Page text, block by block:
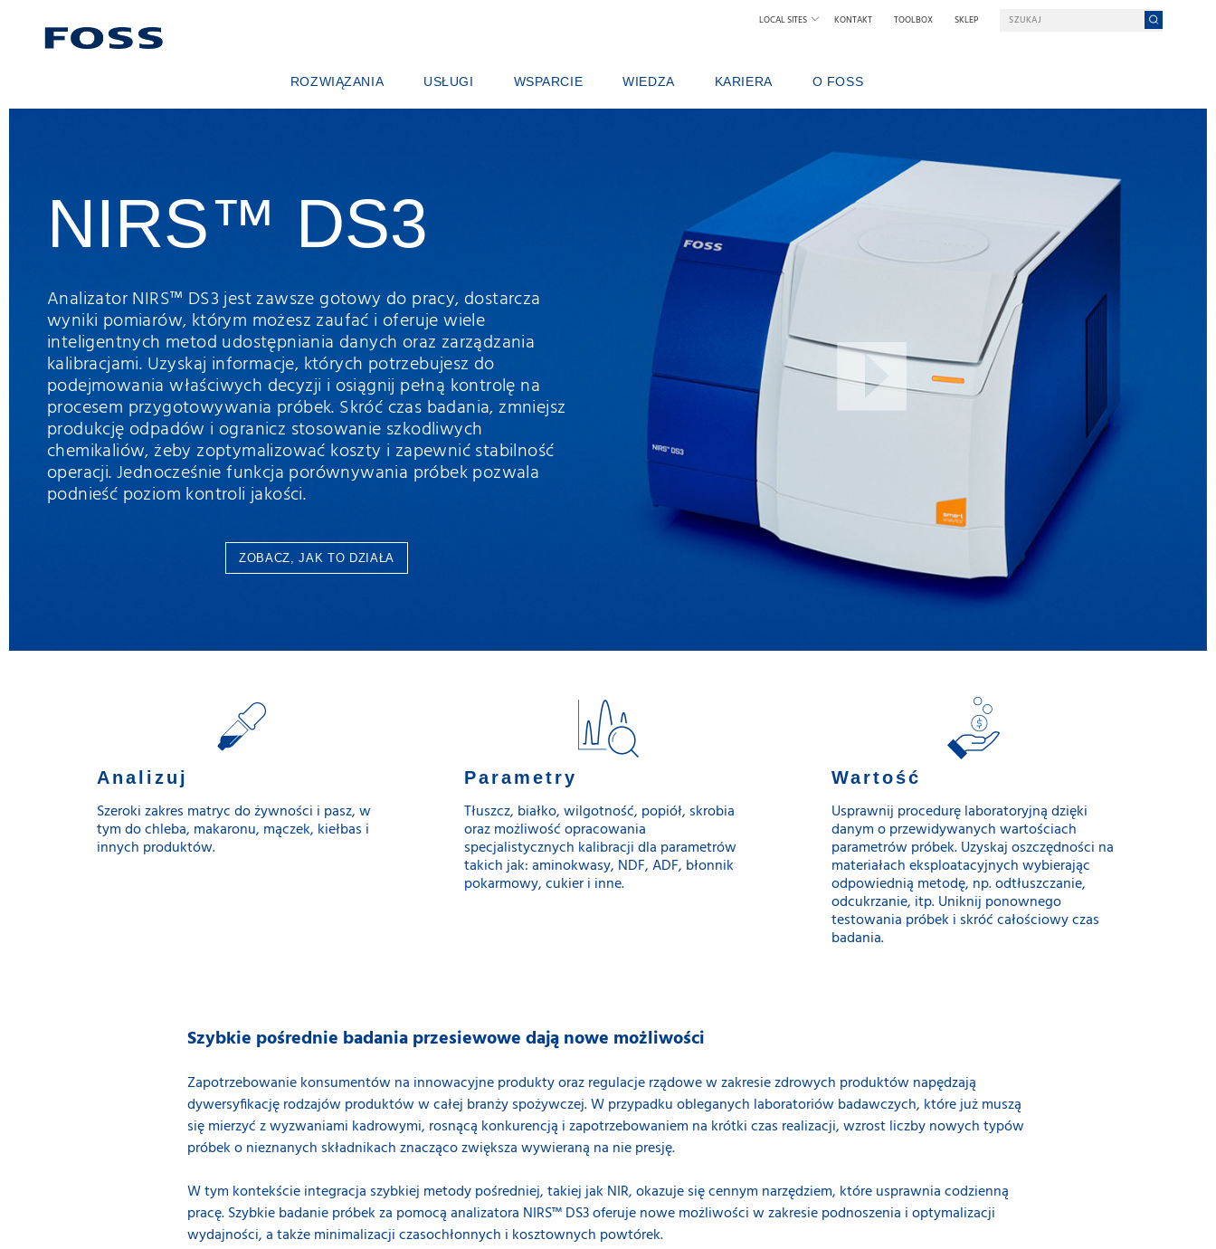
LOCAL SITES KONTAKT TOOLBOX SKLEP
ROZWIĄZANIA USŁUGI
MATERIAŁY EKSPLOATACYJNE, ODCZYNNIKI I CZĘŚCI ZAMIENNE
WSPARCIE WIEDZA
LABORATORIA ANALITYCZNE
LABORATORIUM OCENY MLEKA SUROWEGO
KARIERA
NAUKA I TECHNOLOGIA
STUDENCI
O FOSS
ZRÓWNOWAŻONY ROZWÓJ
NAGRODY IM. NILSA FOSSA
WYSTAWY I SEMINARIA
WIADOMOŚCI
W PRASIE
DLACZEGO FOSS?
NIRS™ DS3
Analizator NIRS™ DS3 jest zawsze gotowy do pracy, dostarcza
wyniki pomiarów, którym możesz zaufać i oferuje wiele
inteligentnych metod udostępniania danych oraz zarządzania
kalibracjami. Uzyskaj informacje, których potrzebujesz do
podejmowania właściwych decyzji i osiągnij pełną kontrolę na
procesem przygotowywania próbek. Skróć czas badania, zmniejsz
produkcję odpadów i ogranicz stosowanie szkodliwych
chemikaliów, żeby zoptymalizować koszty i zapewnić stabilność
operacji. Jednocześnie funkcja porównywania próbek pozwala
podnieść poziom kontroli jakości.
ZOBACZ, JAK TO DZIAŁA
Analizuj
Szeroki zakres matryc do żywności i pasz, w
tym do chleba, makaronu, mączek, kiełbas i
innych produktów.
Parametry
Tłuszcz, białko, wilgotność, popiół, skrobia
oraz możliwość opracowania
specjalistycznych kalibracji dla parametrów
takich jak: aminokwasy, NDF, ADF, błonnik
pokarmowy, cukier i inne.
Wartość
Usprawnij procedurę laboratoryjną dzięki
danym o przewidywanych wartościach
parametrów próbek. Uzyskaj oszczędności na
materiałach eksploatacyjnych wybierając
odpowiednią metodę, np. odtłuszczanie,
odcukrzanie, itp. Uniknij ponownego
testowania próbek i skróć całościowy czas
badania.
Szybkie pośrednie badania przesiewowe dają nowe możliwości
Zapotrzebowanie konsumentów na innowacyjne produkty oraz regulacje rządowe w zakresie zdrowych produktów napędzają
dywersyfikację rodzajów produktów w całej branży spożywczej. W przypadku obleganych laboratoriów badawczych, które już muszą
się mierzyć z wyzwaniami kadrowymi, rosnącą konkurencją i zapotrzebowaniem na krótki czas realizacji, wzrost liczby nowych typów
próbek o nieznanych składnikach znacząco zwiększa wywieraną na nie presję.
W tym kontekście integracja szybkiej metody pośredniej, takiej jak NIR, okazuje się cennym narzędziem, które usprawnia codzienną
pracę. Szybkie badanie próbek za pomocą analizatora NIRS™ DS3 oferuje nowe możliwości w zakresie podnoszenia i optymalizacji
wydajności, a także minimalizacji czasochłonnych i kosztownych powtórek.